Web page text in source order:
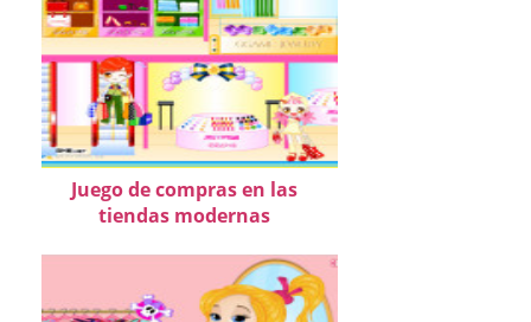
Juego de compras en las
tiendas modernas